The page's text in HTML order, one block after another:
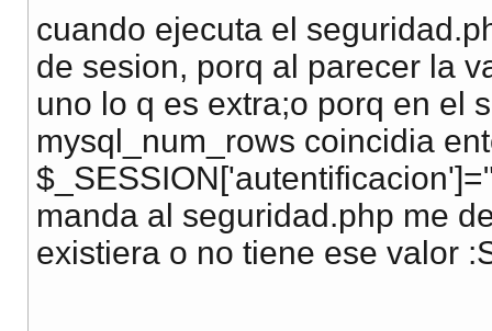
}
echo"<br /> <hr
}
cuando ejecuta el
de sesion, porq al parecer la
uno lo q es extra;o porq en el
mysql_num_rows coincidia
manda al seguridad.php me
existiera o no tiene ese valor